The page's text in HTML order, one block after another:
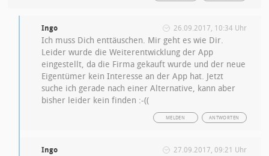
Ingo 26.09.2017, 10:34 Uhr
Ich muss Dich enttäuschen. Mir geht es wie Dir.
Leider wurde die Weiterentwicklung der App
eingestellt, da die Firma gekauft wurde und der neue
Eigentümer kein Interesse an der App hat. Jetzt
suche ich gerade nach einer Alternative, kann aber
bisher leider kein finden :-((
ANTWORTEN
MELDEN
Ingo 27.09.2017, 09:21 Uhr